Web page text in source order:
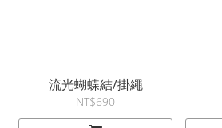
流光蝴蝶結/掛繩
NT$690